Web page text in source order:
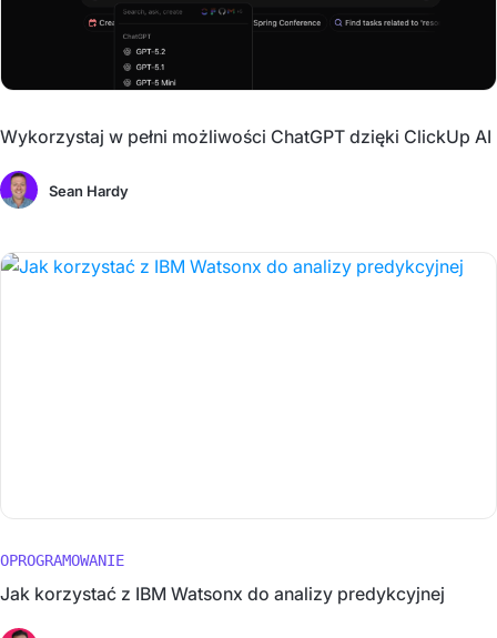
Wykorzystaj w pełni możliwości ChatGPT dzięki ClickUp AI
Sean Hardy
OPROGRAMOWANIE
Jak korzystać z IBM Watsonx do analizy predykcyjnej